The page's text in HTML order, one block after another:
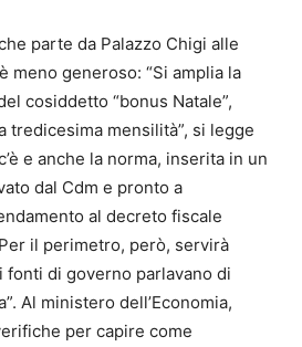
parte da Palazzo Chigi alle
meno generoso: “Si amplia la
cosiddetto “bonus Natale”,
tredicesima mensilità”, si legge
e anche la norma, inserita in un
dal Cdm e pronto a
al decreto fiscale
il perimetro, però, servirà
di governo parlavano di
Al ministero dell’Economia,
per capire come